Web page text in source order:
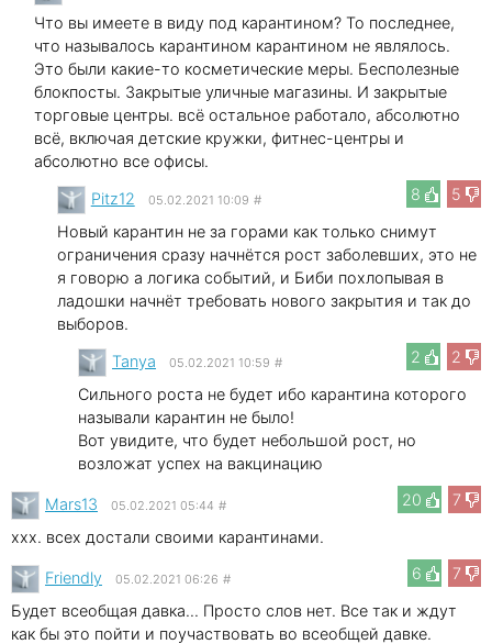
Что вы имеете в виду под карантином? То последнее,
что называлось карантином карантином не являлось.
Это были какие-то косметические меры. Бесполезные
блокпосты. Закрытые уличные магазины. И закрытые
торговые центры. всё остальное работало, абсолютно
всё, включая детские кружки, фитнес-центры и
абсолютно все офисы.
8
5
Pitz12 05.02.2021 10:09 #
Новый карантин не за горами как только снимут
ограничения сразу начнётся рост заболевших, это не
я говорю а логика событий, и Биби похлопывая в
ладошки начнёт требовать нового закрытия и так до
выборов.
2
2
Tanya 05.02.2021 10:59 #
Сильного роста не будет ибо карантина которого
называли карантин не было!
Вот увидите, что будет небольшой рост, но
возложат успех на вакцинацию
20
7
Mars13 05.02.2021 05:44 #
xxx. всех достали своими карантинами.
6
7
Friendly 05.02.2021 06:26 #
Будет всеобщая давка... Просто слов нет. Все так и ждут
как бы это пойти и поучаствовать во всеобщей давке.